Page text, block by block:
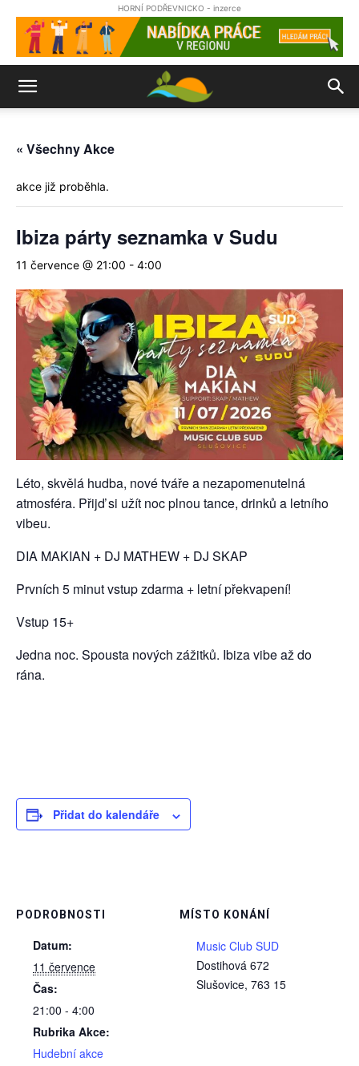
HORNÍ PODŘEVNICKO - inzerce
« Všechny Akce
akce již proběhla.
Ibiza párty seznamka v Sudu
11 července @ 21:00 - 4:00
Léto, skvělá hudba, nové tváře a nezapomenutelná
atmosféra. Přijď si užít noc plnou tance, drinků a letního
vibeu.
DIA MAKIAN + DJ MATHEW + DJ SKAP
Prvních 5 minut vstup zdarma + letní překvapení!
Vstup 15+
Jedna noc. Spousta nových zážitků. Ibiza vibe až do
rána.
Přidat do kalendáře
PODROBNOSTI
Datum:
11 července
Čas:
21:00 - 4:00
Rubrika Akce:
Hudební akce
MÍSTO KONÁNÍ
Music Club SUD
Dostihová 672
Slušovice, 763 15